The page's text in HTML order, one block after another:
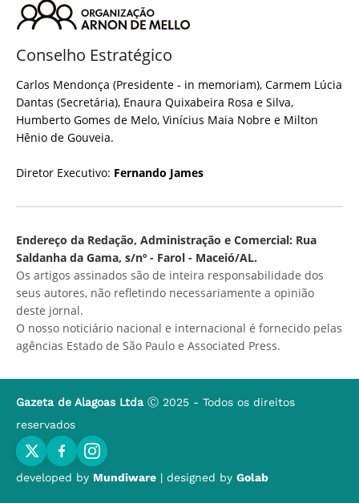
Conselho Estratégico
Carlos Mendonça (Presidente - in memoriam), Carmem Lúcia
Dantas (Secretária), Enaura Quixabeira Rosa e Silva,
Humberto Gomes de Melo, Vinícius Maia Nobre e Milton
Hênio de Gouveia.
Diretor Executivo: Fernando James
Endereço da Redação, Administração e Comercial: Rua
Saldanha da Gama, s/nº - Farol - Maceió/AL.
Os artigos assinados são de inteira responsabilidade dos
seus autores, não refletindo necessariamente a opinião
deste jornal.
O nosso noticiário nacional e internacional é fornecido pelas
agências Estado de São Paulo e Associated Press.
Gazeta de Alagoas Ltda Ⓒ 2025 - Todos os direitos
reservados
developed by Mundiware | designed by Golab